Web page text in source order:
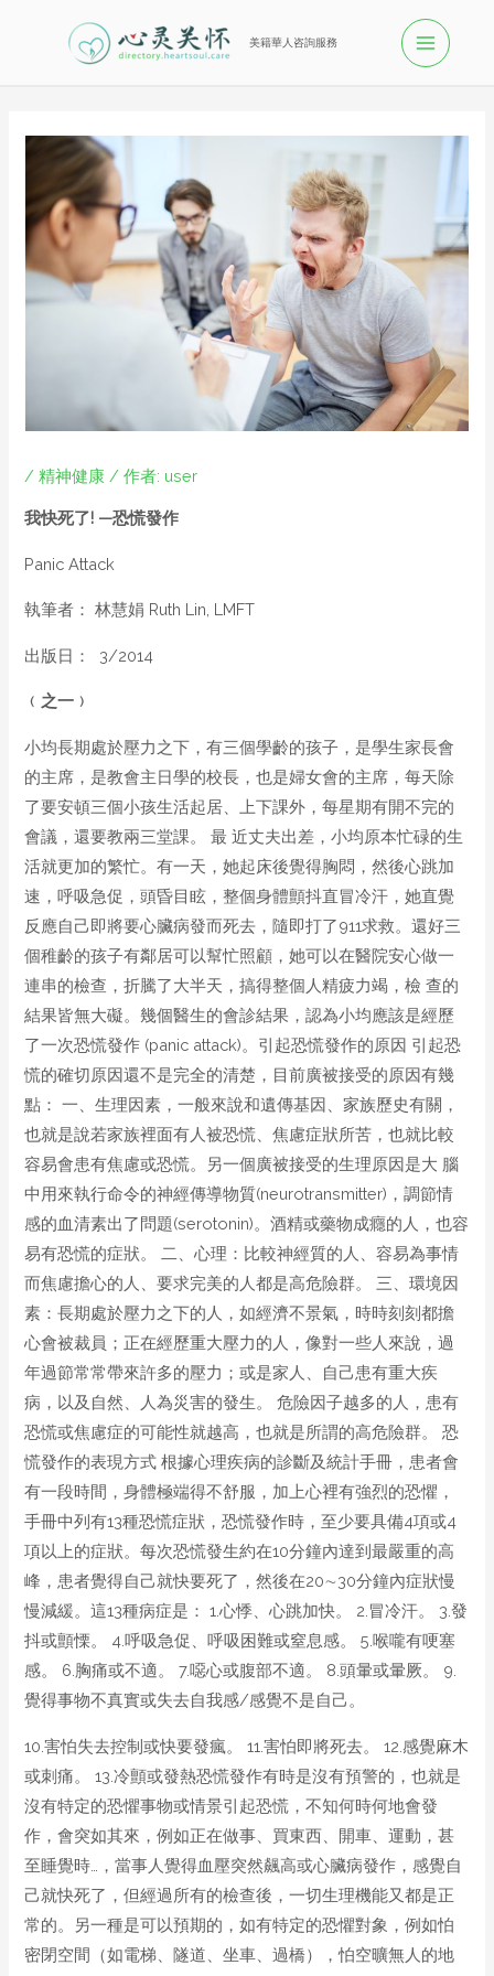
美籍華人咨詢服務
/精神健康 / 作者: user
我快死了! —恐慌發作
Panic Attack
執筆者： 林慧娟 Ruth Lin, LMFT
出版日： 3/2014
﹙之一﹚
小均長期處於壓力之下，有三個學齡的孩子，是學生家長會
的主席，是教會主日學的校長，也是婦女會的主席，每天除
了要安頓三個小孩生活起居、上下課外，每星期有開不完的
會議，還要教兩三堂課。 最 近丈夫出差，小均原本忙碌的生
活就更加的繁忙。有一天，她起床後覺得胸悶，然後心跳加
速，呼吸急促，頭昏目眩，整個身體顫抖直冒冷汗，她直覺
反應自己即將要心臟病發而死去，隨即打了911求救。還好三
個稚齡的孩子有鄰居可以幫忙照顧，她可以在醫院安心做一
連串的檢查，折騰了大半天，搞得整個人精疲力竭，檢 查的
結果皆無大礙。幾個醫生的會診結果，認為小均應該是經歷
了一次恐慌發作 (panic attack)。引起恐慌發作的原因 引起恐
慌的確切原因還不是完全的清楚，目前廣被接受的原因有幾
點： 一、生理因素，一般來說和遺傳基因、家族歷史有關，
也就是說若家族裡面有人被恐慌、焦慮症狀所苦，也就比較
容易會患有焦慮或恐慌。另一個廣被接受的生理原因是大 腦
中用來執行命令的神經傳導物質(neurotransmitter)，調節情
感的血清素出了問題(serotonin)。酒精或藥物成癮的人，也容
易有恐慌的症狀。 二、心理：比較神經質的人、容易為事情
而焦慮擔心的人、要求完美的人都是高危險群。 三、環境因
素：長期處於壓力之下的人，如經濟不景氣，時時刻刻都擔
心會被裁員；正在經歷重大壓力的人，像對一些人來說，過
年過節常常帶來許多的壓力；或是家人、自己患有重大疾
病，以及自然、人為災害的發生。 危險因子越多的人，患有
恐慌或焦慮症的可能性就越高，也就是所謂的高危險群。 恐
慌發作的表現方式 根據心理疾病的診斷及統計手冊，患者會
有一段時間，身體極端得不舒服，加上心裡有強烈的恐懼，
手冊中列有13種恐慌症狀，恐慌發作時，至少要具備4項或4
項以上的症狀。每次恐慌發生約在10分鐘內達到最嚴重的高
峰，患者覺得自己就快要死了，然後在20∼30分鐘內症狀慢
慢減緩。這13種病症是： 1.心悸、心跳加快。 2.冒冷汗。 3.發
抖或顫慄。 4.呼吸急促、呼吸困難或窒息感。 5.喉嚨有哽塞
感。 6.胸痛或不適。 7.噁心或腹部不適。 8.頭暈或暈厥。 9.
覺得事物不真實或失去自我感/感覺不是自己。
10.害怕失去控制或快要發瘋。 11.害怕即將死去。 12.感覺麻木
或刺痛。 13.冷顫或發熱恐慌發作有時是沒有預警的，也就是
沒有特定的恐懼事物或情景引起恐慌，不知何時何地會發
作，會突如其來，例如正在做事、買東西、開車、運動，甚
至睡覺時…，當事人覺得血壓突然飆高或心臟病發作，感覺自
己就快死了，但經過所有的檢查後，一切生理機能又都是正
常的。另一種是可以預期的，如有特定的恐懼對象，例如怕
密閉空間（如電梯、隧道、坐車、過橋），怕空曠無人的地